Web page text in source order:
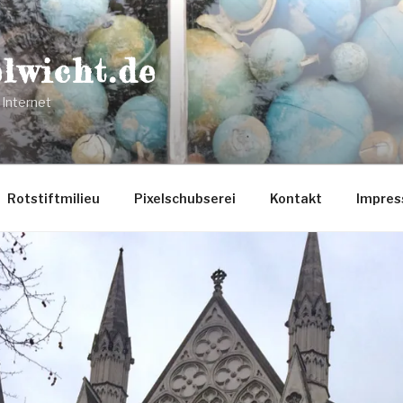
Internet
Rotstiftmilieu Pixelschubserei Kontakt